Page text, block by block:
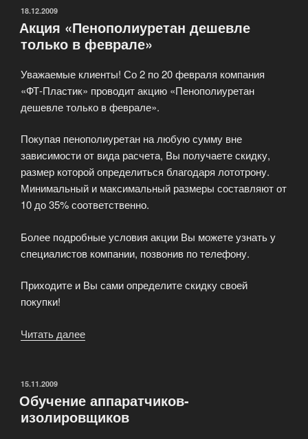
ОПУБЛИКОВАНО
18.12.2009
Акция «Пенополиуретан дешевле
только в феврале»
Уважаемые клиенты! Со 2 по 20 февраля компания
«ФТ-Пластик» проводит акцию «Пенополиуретан
дешевле только в феврале».
Покупая пенополиуретан на любую сумму вне
зависимости от вида расчета, Вы получаете скидку,
размер которой определиться благодаря лототрону.
Минимальный и максимальный размеры составляют от
10 до 35% соответственно.
Более подробные условия акции Вы можете узнать у
специалистов компании, позвонив по телефону.
Приходите и Вы сами определите скидку своей
покупки!
Читать далее
в
феврале»»
ОПУБЛИКОВАНО
15.11.2009
Обучение аппаратчиков-
изолировщиков